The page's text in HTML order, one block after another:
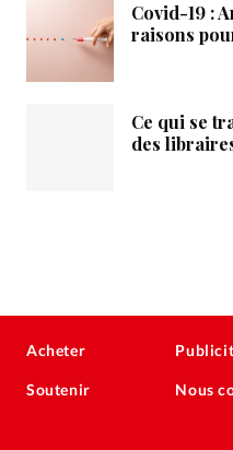
Covid-19 :
raisons
Ce qui se
des
Acheter
Soutenir Nous